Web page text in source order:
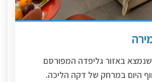
שנמצא באזור גליפדה המפורסם
היום במרחק של דקה הליכה.